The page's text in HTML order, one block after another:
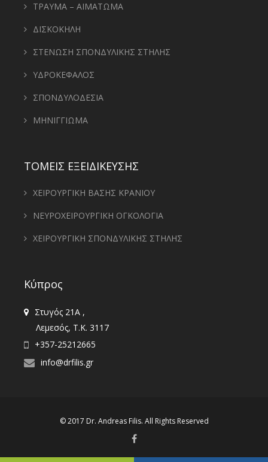
ΤΡΑΥΜΑ – ΑΙΜΑΤΩΜΑ
ΔΙΣΚΟΚΗΛΗ
ΣΤΕΝΩΣΗ ΣΠΟΝΔΥΛΙΚΗΣ ΣΤΗΛΗΣ
ΥΔΡΟΚΕΦΑΛΟΣ
ΣΠΟΝΔΥΛΟΔΕΣΙΑ
ΜΗΝΙΓΓΙΩΜΑ
ΤΟΜΕΙΣ ΕΞΕΙΔΙΚΕΥΣΗΣ
ΧΕΙΡΟΥΡΓΙΚΗ ΒΑΣΗΣ ΚΡΑΝΙΟΥ
ΝΕΥΡΟΧΕΙΡΟΥΡΓΙΚΗ ΟΓΚΟΛΟΓΙΑ
ΧΕΙΡΟΥΡΓΙΚΗ ΣΠΟΝΔΥΛΙΚΗΣ ΣΤΗΛΗΣ
Κύπρος
Στυγός 21Α ,
Λεμεσός, T.K. 3117
+357-25212665
info@drfilis.gr
© 2017 Dr. Andreas Filis. All Rights Reserved